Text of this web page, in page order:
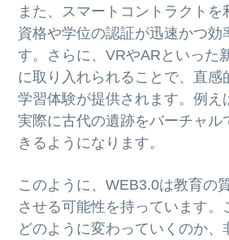
また、スマートコントラクトを
資格や学位の認証が迅速かつ効
す。さらに、VRやARといった
に取り入れられることで、直感
学習体験が提供されます。例え
実際に古代の遺跡をバーチャル
きるようになります。
このように、WEB3.0は教育の
させる可能性を持っています。
どのように変わっていくのか、